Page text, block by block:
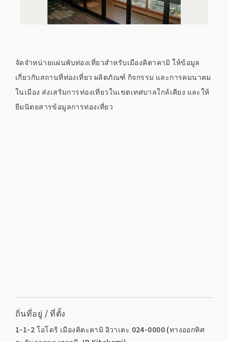
จัดจำหน่ายแผ่นพับท่องเที่ยวสำหรับเมืองคิตาคามิ ให้ข้อมูล
เกี่ยวกับสถานที่ท่องเที่ยว ผลิตภัณฑ์ กิจกรรม และการคมนาคม
ในเมือง ส่งเสริมการท่องเที่ยวในเขตเทศบาลใกล้เคียง และให้
ยืมนิตยสารข้อมูลการท่องเที่ยว
ถิ่นที่อยู่ / ที่ตั้ง
1-1-2 โอโดริ เมืองคิตะคามิ อิวาเตะ 024-0000 (ทางออกทิศ